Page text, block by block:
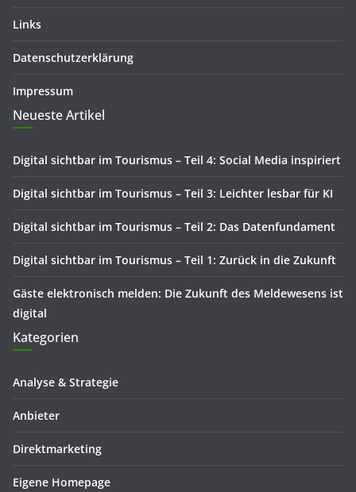
Links
Datenschutzerklärung
Impressum
Neueste Artikel
Digital sichtbar im Tourismus – Teil 4: Social Media inspiriert
Digital sichtbar im Tourismus – Teil 3: Leichter lesbar für KI
Digital sichtbar im Tourismus – Teil 2: Das Datenfundament
Digital sichtbar im Tourismus – Teil 1: Zurück in die Zukunft
Gäste elektronisch melden: Die Zukunft des Meldewesens ist
digital
Kategorien
Analyse & Strategie
Anbieter
Direktmarketing
Eigene Homepage